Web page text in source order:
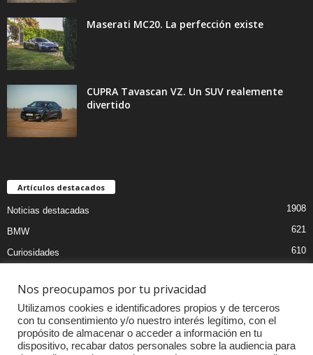
Maserati MC20. La perfección existe
CUPRA Tavascan VZ. Un SUV realemente
divertido
Artículos destacados
Noticias destacadas 1908
BMW 621
Curiosidades 610
Audi
MOTOS
Competiciones
Nos preocupamos por tu privacidad
Utilizamos cookies e identificadores propios y de terceros
con tu consentimiento y/o nuestro interés legítimo, con el
propósito de almacenar o acceder a información en tu
dispositivo, recabar datos personales sobre la audiencia para